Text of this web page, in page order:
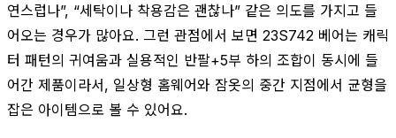
연스럽나”, “세탁이나 착용감은 괜찮나” 같은 의도를 가지고 들
어오는 경우가 많아요. 그런 관점에서 보면 23S742 베어는 캐릭
터 패턴의 귀여움과 실용적인 반팔+5부 하의 조합이 동시에 들
어간 제품이라서, 일상형 홈웨어와 잠옷의 중간 지점에서 균형을
잡은 아이템으로 볼 수 있어요.